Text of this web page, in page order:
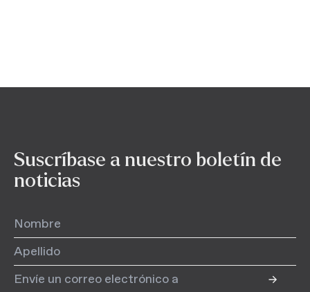
Suscríbase a nuestro boletín de
noticias